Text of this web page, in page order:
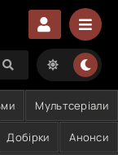
Мультсеріали
Добірки Анонси